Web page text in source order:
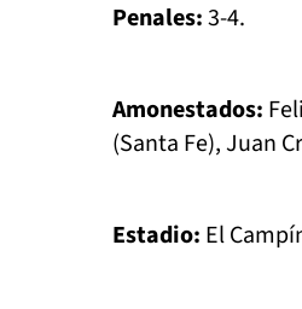
Penales:3-4.
Amonestados:
(Santa Fe), Juan
Estadio: El